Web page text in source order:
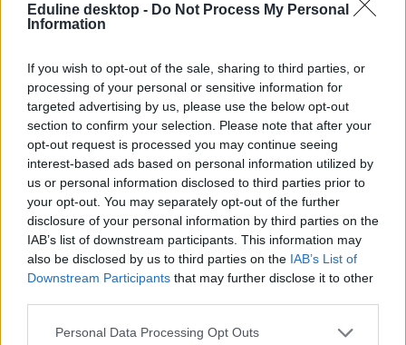
Eduline desktop - Do Not Process My Personal
Information
If you wish to opt-out of the sale, sharing to third parties, or
processing of your personal or sensitive information for
targeted advertising by us, please use the below opt-out
section to confirm your selection. Please note that after your
opt-out request is processed you may continue seeing
interest-based ads based on personal information utilized by
us or personal information disclosed to third parties prior to
your opt-out. You may separately opt-out of the further
disclosure of your personal information by third parties on the
IAB’s list of downstream participants. This information may
also be disclosed by us to third parties on the IAB’s List of
Downstream Participants that may further disclose it to other
Personal Data Processing Opt Outs